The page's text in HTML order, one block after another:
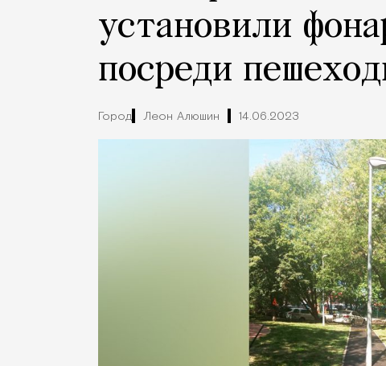
установили
посреди
Город Леон Алюшин 14.06.2023